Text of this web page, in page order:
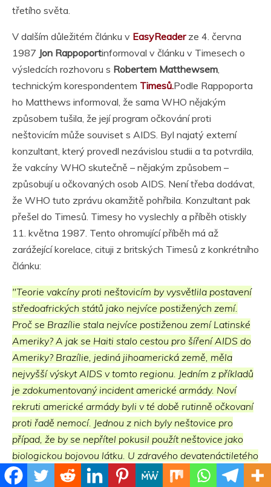
třetího světa.
V dalším důležitém článku v EasyReaderze 4. června
1987 Jon Rappoportinformoval v článku v Timesech o
výsledcích rozhovoru s Robertem Matthewsem
technickým korespondentem Timesů.Podle Rappoporta
ho Matthews informoval, že sama WHO nějakým
způsobem tušila, že její program očkování proti
neštovicím může souviset s AIDS. Byl najatý externí
konzultant, který provedl nezávislou studii a ta potvrdila,
že vakcíny WHO skutečně – nějakým způsobem –
způsobují u očkovaných osob AIDS. Není třeba dodávat,
že WHO tuto zprávu okamžitě pohřbila. Konzultant pak
přešel do Timesů. Timesy ho vyslechly a příběh otiskly
11. května 1987. Tento ohromující příběh má až
zarážející korelace, cituji z britských Timesů z konkrétního
článku:
"Teorie vakcíny proti neštovicím by vysvětlila postavení
středoafrických států jako nejvíce postižených zemí.
Proč se Brazílie stala nejvíce postiženou zemí Latinské
Ameriky? A jak se Haiti stalo cestou pro šíření AIDS do
Ameriky? Brazílie, jediná jihoamerická země, měla
nejvyšší výskyt AIDS v tomto regionu. Jedním z příkladů
je zdokumentovaný incident americké armády. Noví
rekruti americké armády byli v té době rutinně očkovaní
proti řadě nemocí. Jednou z nich byly neštovice pro
případ, že by se nepřítel pokusil použít neštovice jako
biologickou bojovou látku. U zdravého devatenáctiletého
armádního rekruta se po očkování objevil AIDS a byl